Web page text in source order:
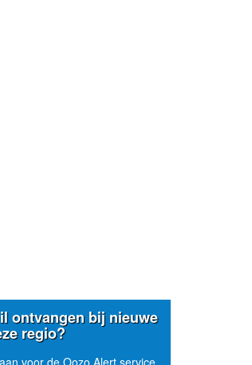
ontvangen bij nieuwe
regio?
voor de Oozo Alert service